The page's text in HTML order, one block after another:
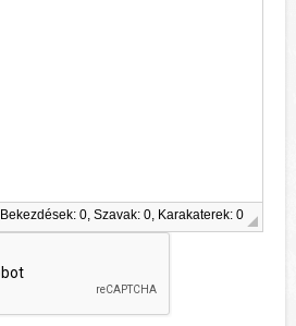
Bekezdések: 0, Szavak: 0, Karakaterek: 0